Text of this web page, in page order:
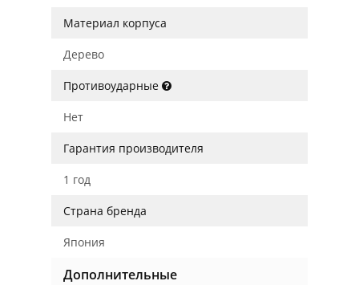
Материал корпуса
Дерево
Противоударные
Нет
Гарантия производителя
1 год
Страна бренда
Япония
Дополнительные